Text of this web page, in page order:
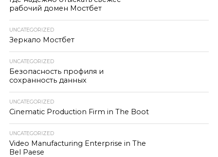
рабочий домен Мостбет
UNCATEGORIZED
Зеркало Мостбет
UNCATEGORIZED
Безопасность профиля и
сохранность данных
UNCATEGORIZED
Cinematic Production Firm in The Boot
UNCATEGORIZED
Video Manufacturing Enterprise in The
Bel Paese